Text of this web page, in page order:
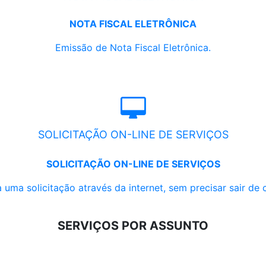
NOTA FISCAL ELETRÔNICA
Emissão de Nota Fiscal Eletrônica.
SOLICITAÇÃO ON-LINE DE SERVIÇOS
SOLICITAÇÃO ON-LINE DE SERVIÇOS
uma solicitação através da internet, sem precisar sair de
SERVIÇOS POR ASSUNTO